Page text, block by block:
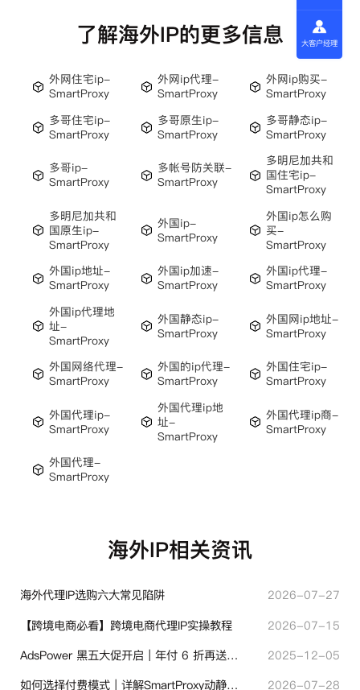
了解海外IP的更多信息
外网住宅ip-
SmartProxy
外网ip代理-
SmartProxy
外网ip购买-
SmartProxy
多哥住宅ip-
SmartProxy
多哥原生ip-
SmartProxy
多哥静态ip-
SmartProxy
多哥ip-
SmartProxy
多帐号防关联-
SmartProxy
多明尼加共和
国住宅ip-
SmartProxy
多明尼加共和
国原生ip-
SmartProxy
外国ip-
SmartProxy
外国ip怎么购
买-
SmartProxy
外国ip地址-
SmartProxy
外国ip加速-
SmartProxy
外国ip代理-
SmartProxy
外国ip代理地
址-
SmartProxy
外国静态ip-
SmartProxy
外国网ip地址-
SmartProxy
外国网络代理-
SmartProxy
外国的ip代理-
SmartProxy
外国住宅ip-
SmartProxy
外国代理ip-
SmartProxy
外国代理ip地
址-
SmartProxy
外国代理ip商-
SmartProxy
外国代理-
SmartProxy
海外IP相关资讯
海外代理IP选购六大常见陷阱
2026-07-27
【跨境电商必看】跨境电商代理IP实操教程
2026-07-15
AdsPower 黑五大促开启｜年付 6 折再送半年＋豪礼抽奖
2025-12-05
如何选择付费模式｜详解SmartProxy动静态计费体系
2026-07-28
大客户经理